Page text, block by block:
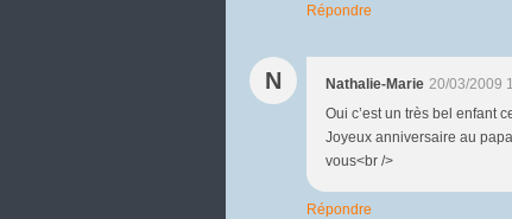
Répondre
N Nathalie-Marie 20/03/2009
Oui c’est un très bel enfant
Joyeux anniversaire au
vous<br />
Répondre